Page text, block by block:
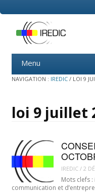
Menu
content
NAVIGATION : IREDIC / LOI 9
loi 9 juillet
IREDIC/ 2
Mots clefs
communication et